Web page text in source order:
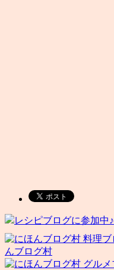
レシピブログに参加中♪
んブログ村